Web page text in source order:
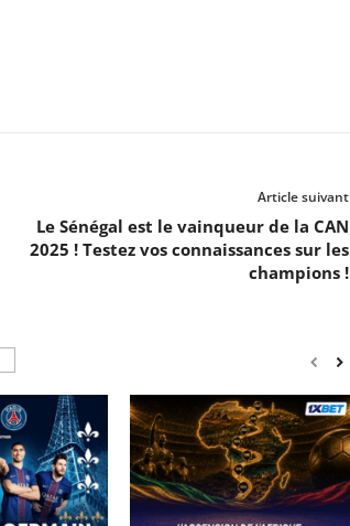
Article suivant
Le Sénégal est le vainqueur de la CAN
2025 ! Testez vos connaissances sur les
champions !